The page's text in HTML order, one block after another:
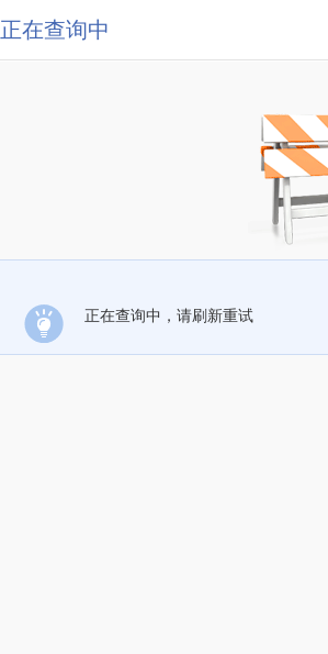
正在查询中
正在查询中，请刷新重试